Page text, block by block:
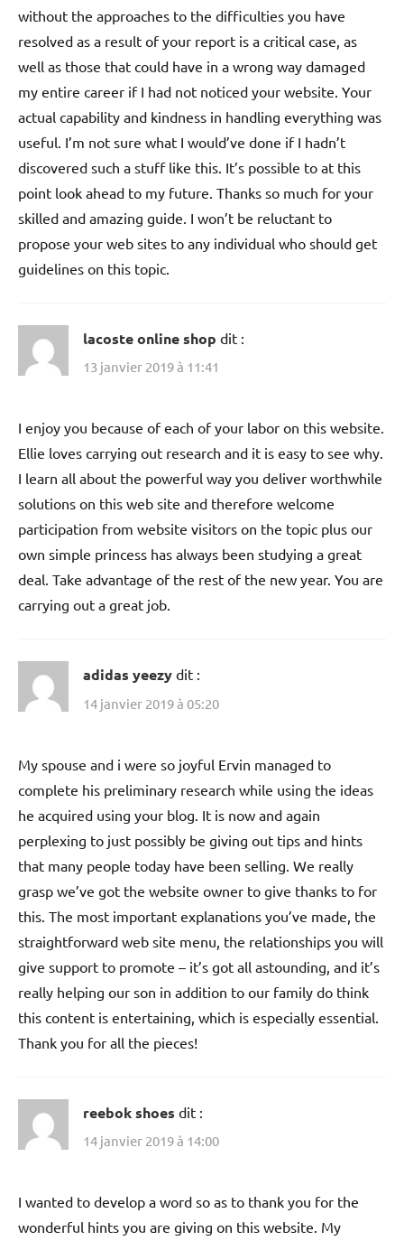
without the approaches to the difficulties you have
resolved as a result of your report is a critical case, as
well as those that could have in a wrong way damaged
my entire career if I had not noticed your website. Your
actual capability and kindness in handling everything was
useful. I’m not sure what I would’ve done if I hadn’t
discovered such a stuff like this. It’s possible to at this
point look ahead to my future. Thanks so much for your
skilled and amazing guide. I won’t be reluctant to
propose your web sites to any individual who should get
guidelines on this topic.
lacoste online shop dit :
13 janvier 2019 à 11:41
I enjoy you because of each of your labor on this website.
Ellie loves carrying out research and it is easy to see why.
I learn all about the powerful way you deliver worthwhile
solutions on this web site and therefore welcome
participation from website visitors on the topic plus our
own simple princess has always been studying a great
deal. Take advantage of the rest of the new year. You are
carrying out a great job.
adidas yeezy dit :
14 janvier 2019 à 05:20
My spouse and i were so joyful Ervin managed to
complete his preliminary research while using the ideas
he acquired using your blog. It is now and again
perplexing to just possibly be giving out tips and hints
that many people today have been selling. We really
grasp we’ve got the website owner to give thanks to for
this. The most important explanations you’ve made, the
straightforward web site menu, the relationships you will
give support to promote – it’s got all astounding, and it’s
really helping our son in addition to our family do think
this content is entertaining, which is especially essential.
Thank you for all the pieces!
reebok shoes dit :
14 janvier 2019 à 14:00
I wanted to develop a word so as to thank you for the
wonderful hints you are giving on this website. My